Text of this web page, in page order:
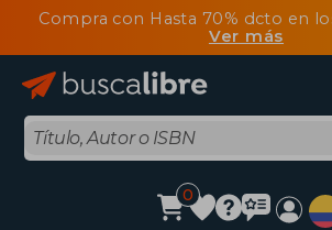
Compra con Hasta 70% dcto en
Ver más
0